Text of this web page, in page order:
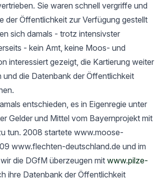
Sie waren schnell vergriffe und
der Öffentlichkeit zur Verfügung gestellt
sich damals - trotz intensivster
- kein Amt, keine Moos- und
interessiert gezeigt, die Kartierung weiter
und die Datenbank der Öffentlichkeit
entschieden, es in Eigenregie unter
Gelder und Mittel vom Bayernprojekt mit
tun. 2008 startete www.moose-
www.flechten-deutschland.de und im
die DGfM überzeugen mit www.pilze-
ihre Datenbank der Öffentlichkeit